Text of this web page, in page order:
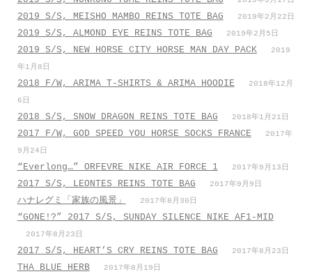
2019 S/S, MEISHO MAMBO REINS TOTE BAG 2019年2月22日
2019 S/S, ALMOND EYE REINS TOTE BAG 2019年2月5日
2019 S/S, NEW HORSE CITY HORSE MAN DAY PACK
2019
年1月8日
2018 F/W, ARIMA T-SHIRTS & ARIMA HOODIE
2018年12月
6日
2018 S/S, SNOW DRAGON REINS TOTE BAG 2018年1月21日
2017 F/W, GOD SPEED YOU HORSE SOCKS FRANCE
2017年
9月24日
“Everlong…” ORFEVRE NIKE AIR FORCE 1 2017年9月13日
2017 S/S, LEONTES REINS TOTE BAG 2017年9月9日
ハナレグミ「家族の風景」 2017年8月30日
“GONE!?” 2017 S/S, SUNDAY SILENCE NIKE AF1-MID
2017年8月23日
2017 S/S, HEART’S CRY REINS TOTE BAG 2017年8月23日
THA BLUE HERB 2017年8月19日